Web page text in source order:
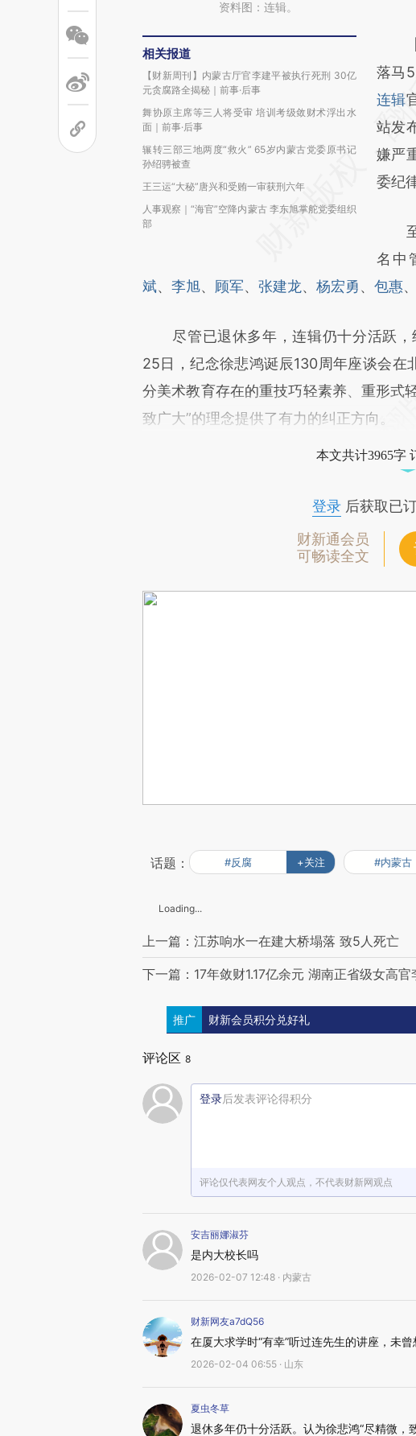
资料图：连辑。
相关报道
【财新周刊】内蒙古厅官李建平被执行死刑 30亿
元贪腐路全揭秘｜前事·后事
舞协原主席等三人将受审 培训考级敛财术浮出水
面｜前事·后事
辗转三部三地两度“救火” 65岁内蒙古党委原书记
孙绍骋被查
王三运“大秘”唐兴和受贿一审获刑六年
人事观察｜“海官”空降内蒙古 李东旭掌舵党委组织
部
请
成，
新观
落马
连辑
站发
嫌严
委纪
至
名中
斌、 李旭、 顾军、 张建龙、 杨宏勇、 包惠、
尽管已退休多年，连辑仍十分活跃，
25日，纪念徐悲鸿诞辰130周年座谈会在
分美术教育存在的重技巧轻素养、重形式
致广大”的理念提供了有力的纠正方向。
本文共计3965字
登录后获取已
财新通会员
可畅读全文
话题： #反腐 +关注 #内蒙古
Loading...
上一篇：江苏响水一在建大桥塌落 致5人死亡
下一篇：17年敛财1.17亿余元 湖南正省级女高
推广 财新会员积分兑好礼
评论区 8
登录后发表评论得积分
评论仅代表网友个人观点，不代表财新网观点
安吉丽娜淑芬
是内大校长吗
2026-02-07 12:48 · 内蒙古
财新网友a7dQ56
在厦大求学时“有幸”听过连先生的讲座，未曾
2026-02-04 06:55 · 山东
夏虫冬草
退休多年仍十分活跃。认为徐悲鸿“尽精微，